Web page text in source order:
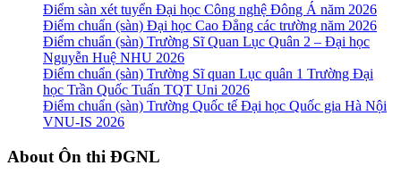
Điểm sàn xét tuyển Đại học Công nghệ Đông Á năm 2026
Điểm chuẩn (sàn) Đại học Cao Đẳng các trường năm 2026
Điểm chuẩn (sàn) Trường Sĩ Quan Lục Quân 2 – Đại học
Nguyễn Huệ NHU 2026
Điểm chuẩn (sàn) Trường Sĩ quan Lục quân 1 Trường Đại
học Trần Quốc Tuấn TQT Uni 2026
Điểm chuẩn (sàn) Trường Quốc tế Đại học Quốc gia Hà Nội
VNU-IS 2026
Footer
About Ôn thi ĐGNL